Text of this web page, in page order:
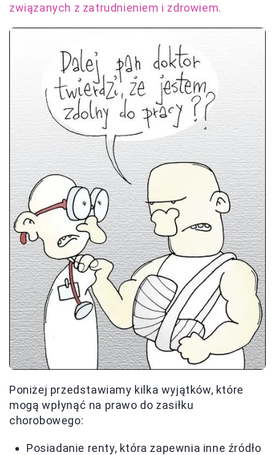
związanych z zatrudnieniem i zdrowiem.
Poniżej przedstawiamy kilka wyjątków, które
mogą wpłynąć na prawo do zasiłku
chorobowego:
Posiadanie renty, która zapewnia inne źródło